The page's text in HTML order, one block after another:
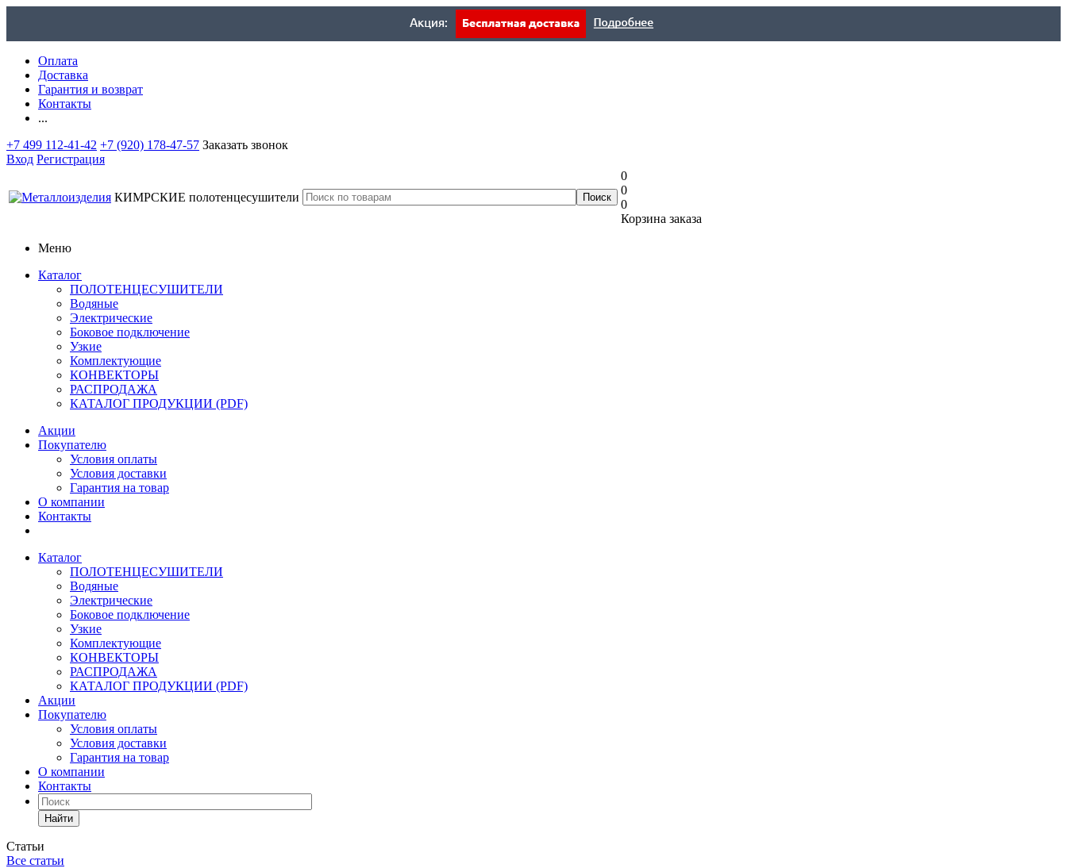
Оплата
Доставка
Гарантия и возврат
Контакты
...
+7 499 112-41-42 +7 (920) 178-47-57 Заказать звонок
Вход Регистрация
КИМРСКИЕ полотенцесушители
0
0
0
Корзина заказа
Меню
Каталог
ПОЛОТЕНЦЕСУШИТЕЛИ
Водяные
Электрические
Боковое подключение
Узкие
Комплектующие
КОНВЕКТОРЫ
РАСПРОДАЖА
КАТАЛОГ ПРОДУКЦИИ (PDF)
Акции
Покупателю
Условия оплаты
Условия доставки
Гарантия на товар
О компании
Контакты
Каталог
ПОЛОТЕНЦЕСУШИТЕЛИ
Водяные
Электрические
Боковое подключение
Узкие
Комплектующие
КОНВЕКТОРЫ
РАСПРОДАЖА
КАТАЛОГ ПРОДУКЦИИ (PDF)
Акции
Покупателю
Условия оплаты
Условия доставки
Гарантия на товар
О компании
Контакты
Найти
Статьи
Все статьи